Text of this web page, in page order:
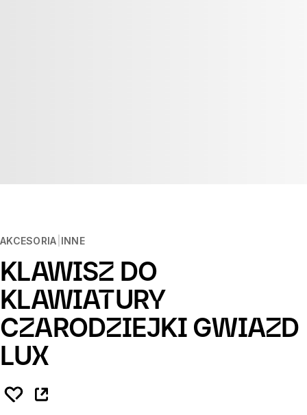
AKCESORIA INNE
KLAWISZ DO
KLAWIATURY
CZARODZIEJKI GWIAZD
LUX